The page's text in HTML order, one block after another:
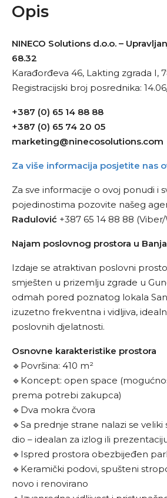
Opis
NINECO Solutions d.o.o. –
68.32
Karađorđeva 46, Lakting zgrada I,
Registracijski broj posrednika:
+387 (0) 65 14 88 88
+387 (0) 65 74 20 05
marketing@ninecosolutions.com
Za više informacija posjetite nas
Za sve informacije o ovoj ponudi i
pojedinostima pozovite našeg
Radulović +387 65 14 88 88
Najam poslovnog prostora u
Izdaje se atraktivan poslovni
smješten u prizemlju zgrade u
odmah pored poznatog lokala
izuzetno frekventna i vidljiva,
poslovnih djelatnosti.
Osnovne karakteristike prostora
🔹Površina: 410 m²
🔹Koncept: open space
prema potrebi zakupca)
🔹Dva mokra čvora
🔹Sa prednje strane nalazi se
dio – idealan za izlog ili
🔹Ispred prostora obezbijeđen
🔹Keramički podovi, spušteni
novo i renovirano